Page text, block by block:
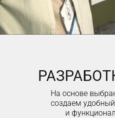
На основе
создаем
и